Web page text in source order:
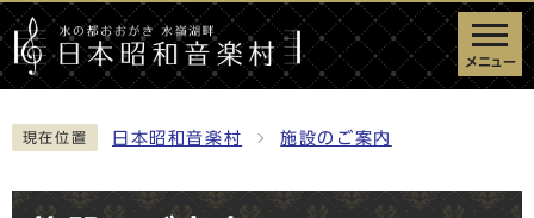
メニュー
現在位置 日本昭和音楽村 施設のご案内